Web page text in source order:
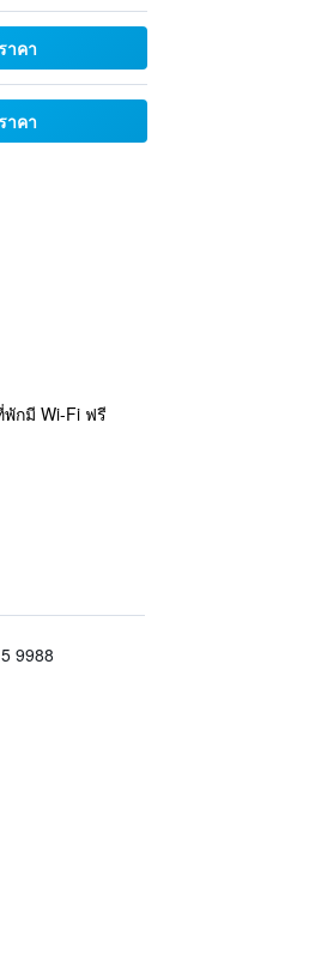
าคา
าคา
กมี Wi-Fi ฟรี
9988